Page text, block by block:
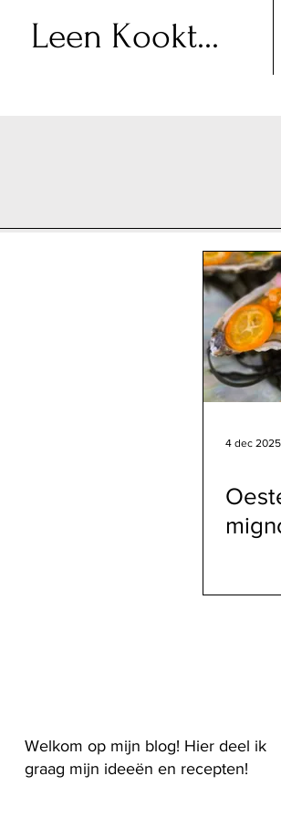
Leen Kookt...
4 dec 2025
Welkom op mijn blog! Hier deel ik
graag mijn ideeën en recepten!